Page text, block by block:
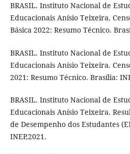
BRASIL. Instituto Nacional de
Educacionais Anísio Teixeira.
Básica 2022: Resumo Técnico.
BRASIL. Instituto Nacional de
Educacionais Anísio Teixeira.
2021: Resumo Técnico. Brasília:
BRASIL. Instituto Nacional de
Educacionais Anísio Teixeira.
de Desempenho dos Estudantes
INEP,2021.